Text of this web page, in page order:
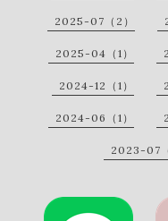
2025-07（2）
2025-04（1）
2024-12（1）
2024-06（1）
2023-07（